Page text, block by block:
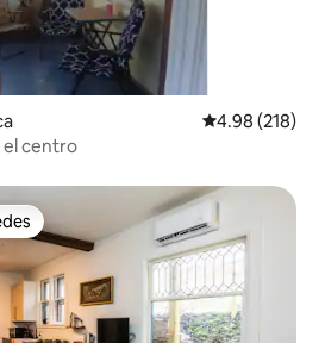
Calificación
4.98 (218)
el centro